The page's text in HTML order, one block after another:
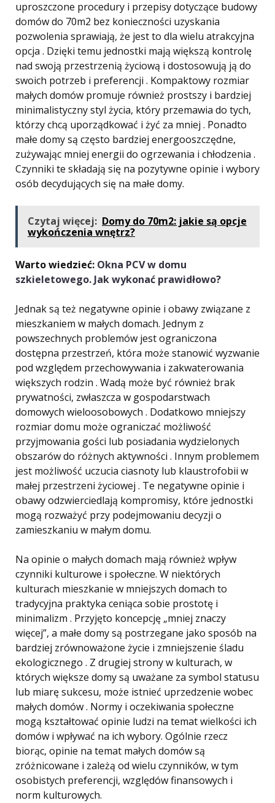
uproszczone procedury i przepisy dotyczące budowy
domów do 70m2 bez konieczności uzyskania
pozwolenia sprawiają, że jest to dla wielu atrakcyjna
opcja . Dzięki temu jednostki mają większą kontrolę
nad swoją przestrzenią życiową i dostosowują ją do
swoich potrzeb i preferencji . Kompaktowy rozmiar
małych domów promuje również prostszy i bardziej
minimalistyczny styl życia, który przemawia do tych,
którzy chcą uporządkować i żyć za mniej . Ponadto
małe domy są często bardziej energooszczędne,
zużywając mniej energii do ogrzewania i chłodzenia .
Czynniki te składają się na pozytywne opinie i wybory
osób decydujących się na małe domy.
Czytaj więcej: Domy do 70m2: jakie są opcje
wykończenia wnętrz?
Warto wiedzieć: Okna PCV w domu
szkieletowego. Jak wykonać prawidłowo?
Jednak są też negatywne opinie i obawy związane z
mieszkaniem w małych domach. Jednym z
powszechnych problemów jest ograniczona
dostępna przestrzeń, która może stanowić wyzwanie
pod względem przechowywania i zakwaterowania
większych rodzin . Wadą może być również brak
prywatności, zwłaszcza w gospodarstwach
domowych wieloosobowych . Dodatkowo mniejszy
rozmiar domu może ograniczać możliwość
przyjmowania gości lub posiadania wydzielonych
obszarów do różnych aktywności . Innym problemem
jest możliwość uczucia ciasnoty lub klaustrofobii w
małej przestrzeni życiowej . Te negatywne opinie i
obawy odzwierciedlają kompromisy, które jednostki
mogą rozważyć przy podejmowaniu decyzji o
zamieszkaniu w małym domu.
Na opinie o małych domach mają również wpływ
czynniki kulturowe i społeczne. W niektórych
kulturach mieszkanie w mniejszych domach to
tradycyjna praktyka ceniąca sobie prostotę i
minimalizm . Przyjęto koncepcję „mniej znaczy
więcej”, a małe domy są postrzegane jako sposób na
bardziej zrównoważone życie i zmniejszenie śladu
ekologicznego . Z drugiej strony w kulturach, w
których większe domy są uważane za symbol statusu
lub miarę sukcesu, może istnieć uprzedzenie wobec
małych domów . Normy i oczekiwania społeczne
mogą kształtować opinie ludzi na temat wielkości ich
domów i wpływać na ich wybory. Ogólnie rzecz
biorąc, opinie na temat małych domów są
zróżnicowane i zależą od wielu czynników, w tym
osobistych preferencji, względów finansowych i
norm kulturowych.